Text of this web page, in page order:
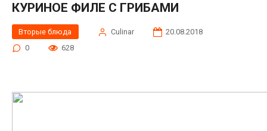
КУРИНОЕ ФИЛЕ С ГРИБАМИ
Вторые блюда Сulinar
20.08.2018
0
628